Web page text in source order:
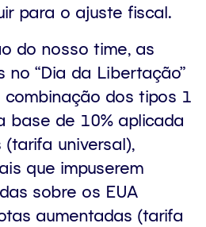
para o ajuste fiscal.
do nosso time, as
no “Dia da Libertação”
dos tipos 1
base de 10% aplicada
universal),
que impuserem
sobre os EUA
aumentadas (tarifa